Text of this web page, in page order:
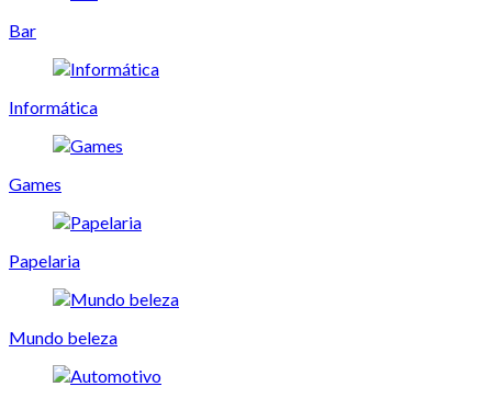
Bar
Informática
Games
Papelaria
Mundo beleza